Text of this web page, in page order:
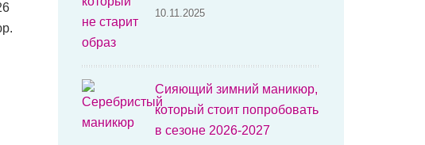
10.11.2025
Сияющий зимний маникюр,
который стоит попробовать
в сезоне 2026-2027